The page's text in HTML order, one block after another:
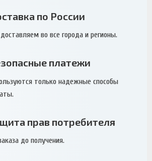
по России
во все города и регионы.
платежи
только надежные способы
прав потребителя
до получения.